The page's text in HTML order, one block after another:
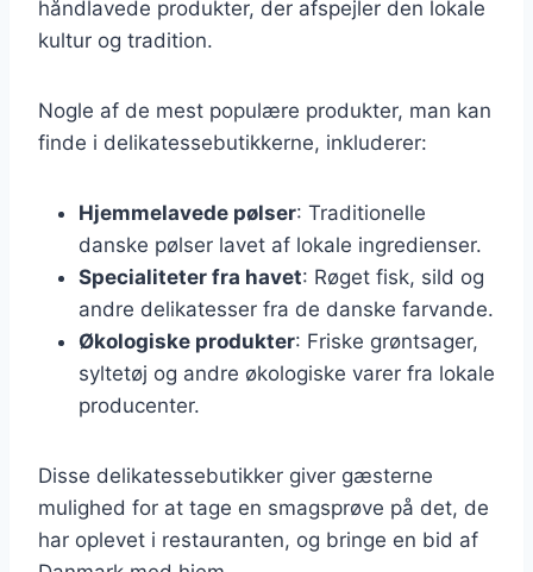
håndlavede produkter, der afspejler den lokale
kultur og tradition.
Nogle af de mest populære produkter, man kan
finde i delikatessebutikkerne, inkluderer:
Hjemmelavede pølser: Traditionelle
danske pølser lavet af lokale ingredienser.
Specialiteter fra havet: Røget fisk, sild og
andre delikatesser fra de danske farvande.
Økologiske produkter: Friske grøntsager,
syltetøj og andre økologiske varer fra lokale
producenter.
Disse delikatessebutikker giver gæsterne
mulighed for at tage en smagsprøve på det, de
har oplevet i restauranten, og bringe en bid af